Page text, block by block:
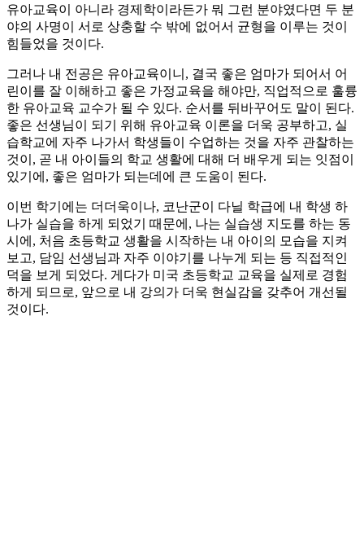
유아교육이 아니라 경제학이라든가 뭐 그런 분야였다면 두 분
야의 사명이 서로 상충할 수 밖에 없어서 균형을 이루는 것이
힘들었을 것이다.
그러나 내 전공은 유아교육이니, 결국 좋은 엄마가 되어서 어
린이를 잘 이해하고 좋은 가정교육을 해야만, 직업적으로 훌륭
한 유아교육 교수가 될 수 있다. 순서를 뒤바꾸어도 말이 된다.
좋은 선생님이 되기 위해 유아교육 이론을 더욱 공부하고, 실
습학교에 자주 나가서 학생들이 수업하는 것을 자주 관찰하는
것이, 곧 내 아이들의 학교 생활에 대해 더 배우게 되는 잇점이
있기에, 좋은 엄마가 되는데에 큰 도움이 된다.
이번 학기에는 더더욱이나, 코난군이 다닐 학급에 내 학생 하
나가 실습을 하게 되었기 때문에, 나는 실습생 지도를 하는 동
시에, 처음 초등학교 생활을 시작하는 내 아이의 모습을 지켜
보고, 담임 선생님과 자주 이야기를 나누게 되는 등 직접적인
덕을 보게 되었다. 게다가 미국 초등학교 교육을 실제로 경험
하게 되므로, 앞으로 내 강의가 더욱 현실감을 갖추어 개선될
것이다.